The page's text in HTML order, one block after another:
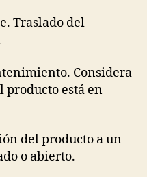
Traslado del
Considera
producto está en
del producto a un
o abierto.